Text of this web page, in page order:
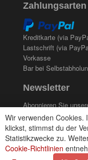
Wir verwenden Cookies.
klickst, stimmst du der
Statistikzwecke zu.
Cookie-Richtlinien
Zahlungsarten
Kreditkarte (via
Lastschrift (via
Vorkasse
Bar bei
Newsletter
Abonnieren Sie
verpassen Sie nie
Der Newsletter ist
wieder abbestellbar.